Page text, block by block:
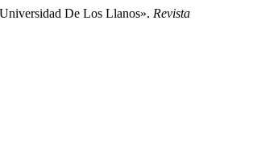
De Los Llanos». Revista